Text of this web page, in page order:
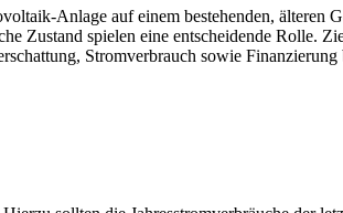
Anlage auf einem bestehenden, älteren
Zustand spielen eine entscheidende Rolle.
Stromverbrauch sowie